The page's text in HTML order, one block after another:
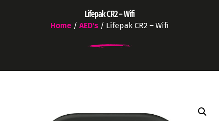
Lifepak CR2 – Wifi
Home / AED's / Lifepak CR2 – Wifi